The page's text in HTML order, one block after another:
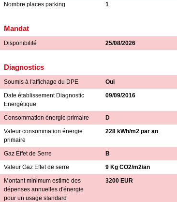
Nombre places parking
1
Mandat
Disponibilité 25/08/2026
Diagnostics
Soumis à l'affichage du DPE
Oui
Date établissement Diagnostic
Energétique
09/09/2016
Consommation énergie primaire
D
Valeur consommation énergie
primaire
228 kWh/m2 par an
Gaz Effet de Serre
B
Valeur Gaz Effet de serre
9 Kg CO2/m2/an
Montant minimum estimé des
dépenses annuelles d'énergie
pour un usage standard
3200 EUR